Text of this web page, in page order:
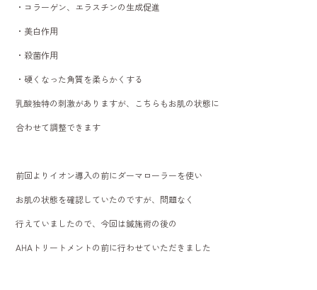
・コラーゲン、エラスチンの生成促進
・美白作用
・殺菌作用
・硬くなった角質を柔らかくする
乳酸独特の刺激がありますが、こちらもお肌の状態に
合わせて調整できます
前回よりイオン導入の前にダーマローラーを使い
お肌の状態を確認していたのですが、問題なく
行えていましたので、今回は鍼施術の後の
AHAトリートメントの前に行わせていただきました